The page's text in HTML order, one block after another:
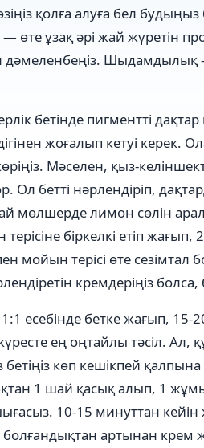
қолға алуға бел будыңыз
— өте ұзақ әрі жай жүретін
дәмеленбеңіз. Шыдамдылық
бетінде пигментті
жоғалып кетуі керек.
Мәселен, қыз-
Ол бетті нәрлендіріп,
мөлшерде лимон сөлін
біркелкі етіп
мойын терісі өте
кремдеріңіз
есебінде бетке жағып, 15-
ең оңтайлы тәсіл. Ал,
көп кешікпей қалпына
1 шай қасық алып, 1
10-15 минуттан
артынан крем